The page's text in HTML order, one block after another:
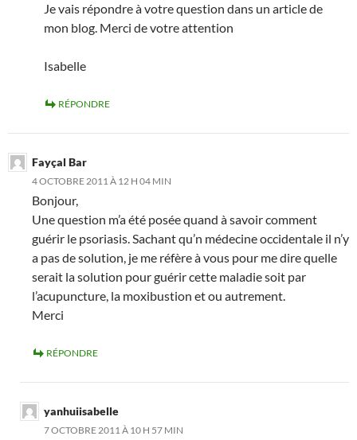
Je vais répondre à votre question dans un article de
mon blog. Merci de votre attention
Isabelle
RÉPONDRE
Fayçal Bar
4 OCTOBRE 2011 À 12 H 04 MIN
Bonjour,
Une question m’a été posée quand à savoir comment
guérir le psoriasis. Sachant qu’n médecine occidentale il n’y
a pas de solution, je me réfère à vous pour me dire quelle
serait la solution pour guérir cette maladie soit par
l’acupuncture, la moxibustion et ou autrement.
Merci
RÉPONDRE
yanhuiisabelle
7 OCTOBRE 2011 À 10 H 57 MIN